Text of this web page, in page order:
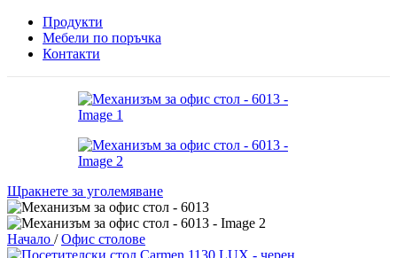
Продукти
Мебели по поръчка
Контакти
Щракнете за уголемяване
Начало / Офис столове